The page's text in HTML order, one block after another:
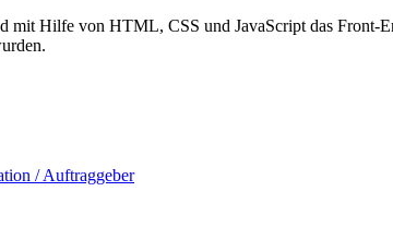
Hilfe von HTML, CSS und JavaScript das Front-